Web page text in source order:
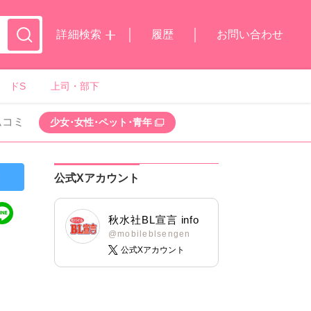
詳細検索
履歴 お問い合わせ
ドS 上司・部下
ミ 少女･女性･ペット･青年
公式Xアカウント
秋水社BL宣言 info
@mobileblsengen
公式Xアカウント